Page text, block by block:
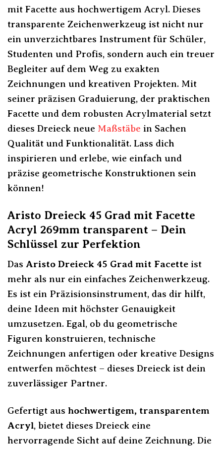
mit Facette aus hochwertigem Acryl. Dieses
transparente Zeichenwerkzeug ist nicht nur
ein unverzichtbares Instrument für Schüler,
Studenten und Profis, sondern auch ein treuer
Begleiter auf dem Weg zu exakten
Zeichnungen und kreativen Projekten. Mit
seiner präzisen Graduierung, der praktischen
Facette und dem robusten Acrylmaterial setzt
dieses Dreieck neue Maßstäbe in Sachen
Qualität und Funktionalität. Lass dich
inspirieren und erlebe, wie einfach und
präzise geometrische Konstruktionen sein
können!
Aristo Dreieck 45 Grad mit Facette
Acryl 269mm transparent – Dein
Schlüssel zur Perfektion
Das Aristo Dreieck 45 Grad mit Facette ist
mehr als nur ein einfaches Zeichenwerkzeug.
Es ist ein Präzisionsinstrument, das dir hilft,
deine Ideen mit höchster Genauigkeit
umzusetzen. Egal, ob du geometrische
Figuren konstruieren, technische
Zeichnungen anfertigen oder kreative Designs
entwerfen möchtest – dieses Dreieck ist dein
zuverlässiger Partner.
Gefertigt aus hochwertigem, transparentem
Acryl, bietet dieses Dreieck eine
hervorragende Sicht auf deine Zeichnung. Die